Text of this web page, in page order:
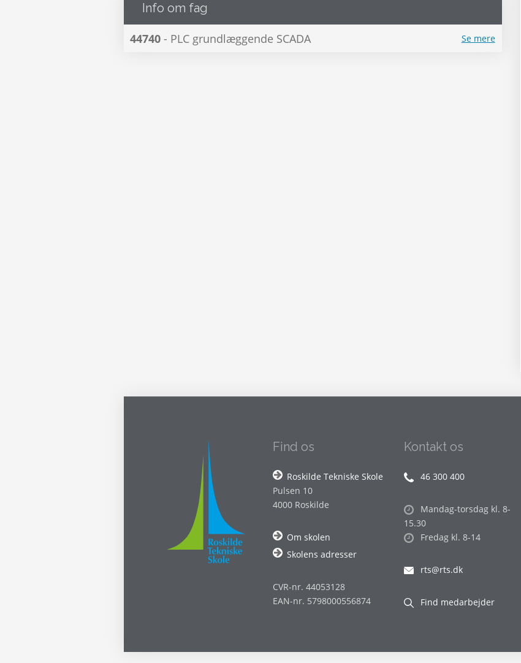
Info om fag
44740 - PLC grundlæggende SCADA Se mere
Find os
Roskilde Tekniske Skole
Pulsen 10
4000 Roskilde
Om skolen
Skolens adresser
CVR-nr. 44053128
EAN-nr. 5798000556874
Kontakt os
46 300 400
Mandag-torsdag kl. 8-
15.30
Fredag kl. 8-14
rts@rts.dk
Find medarbejder